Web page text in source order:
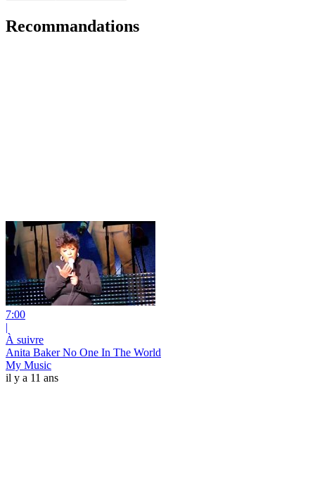
Recommandations
7:00
|
À suivre
Anita Baker No One In The World
My Music
il y a 11 ans